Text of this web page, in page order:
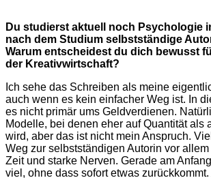
Du studierst aktuell noch Psychologie
nach dem Studium selbstständige
Warum entscheidest du dich bewusst
der Kreativwirtschaft?
Ich sehe das Schreiben als meine
auch wenn es kein einfacher Weg ist. In
es nicht primär ums Geldverdienen.
Modelle, bei denen eher auf Quantität als
wird, aber das ist nicht mein Anspruch.
Weg zur selbstständigen Autorin vor
Zeit und starke Nerven. Gerade am
viel, ohne dass sofort etwas